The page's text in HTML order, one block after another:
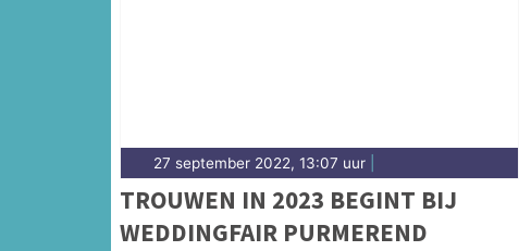
27 september 2022, 13:07 uur
TROUWEN IN 2023 BEGINT BIJ
WEDDINGFAIR PURMEREND